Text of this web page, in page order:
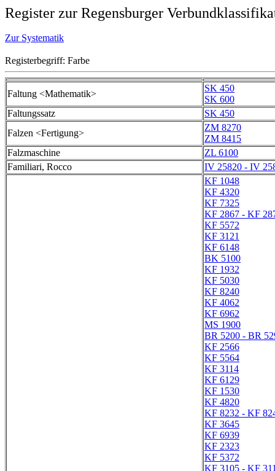
Register zur Regensburger
Zur Systematik
Registerbegriff: Farbe
Faltung <Mathematik>
SK 450
SK 600
Faltungssatz
SK 450
Falzen <Fertigung>
ZM 8270
ZM 8415
Falzmaschine
ZL 6100
Familiari, Rocco
IV 25820 - IV
KF 1048
KF 4320
KF 7325
KF 2867 - KF
KF 5572
KF 3121
KF 6148
BK 5100
KF 1932
KF 5030
KF 8240
KF 4062
KF 6962
MS 1900
BR 5200 - BR
KF 2566
KF 5564
KF 3114
KF 6129
KF 1530
KF 4820
KF 8232 - KF
KF 3645
KF 6939
KF 2323
KF 5372
KF 3105 - KF